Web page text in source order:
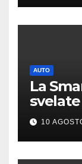
AUTO
La
10